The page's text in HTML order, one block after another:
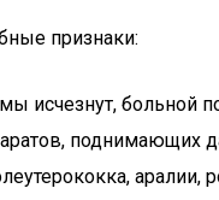
признаки:
исчезнут, больной
поднимающих
аралии,